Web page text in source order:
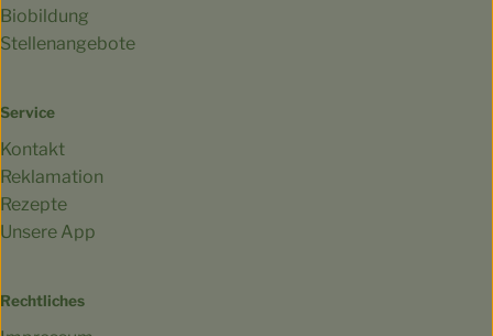
Biobildung
Stellenangebote
Service
Kontakt
Reklamation
Rezepte
Unsere App
Rechtliches